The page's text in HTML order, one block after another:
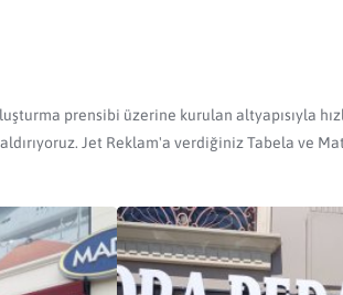
prensibi üzerine kurulan altyapısıyla
Jet Reklam'a verdiğiniz Tabela ve